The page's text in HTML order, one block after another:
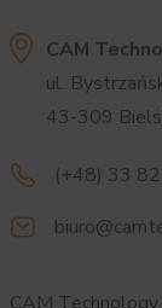
CAM
ul.
43-309
(+48) 33